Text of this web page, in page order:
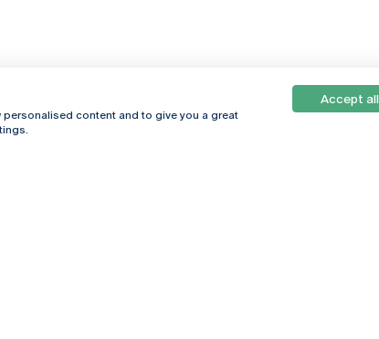
content and to give you a great
Accept all